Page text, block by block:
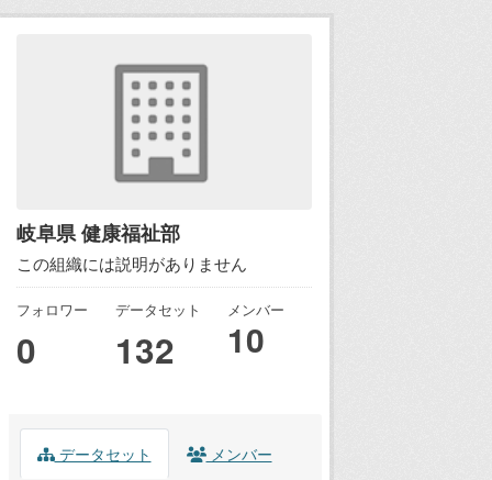
岐阜県 健康福祉部
この組織には説明がありません
フォロワー
0
データセット
132
メンバー
10
データセット メンバー